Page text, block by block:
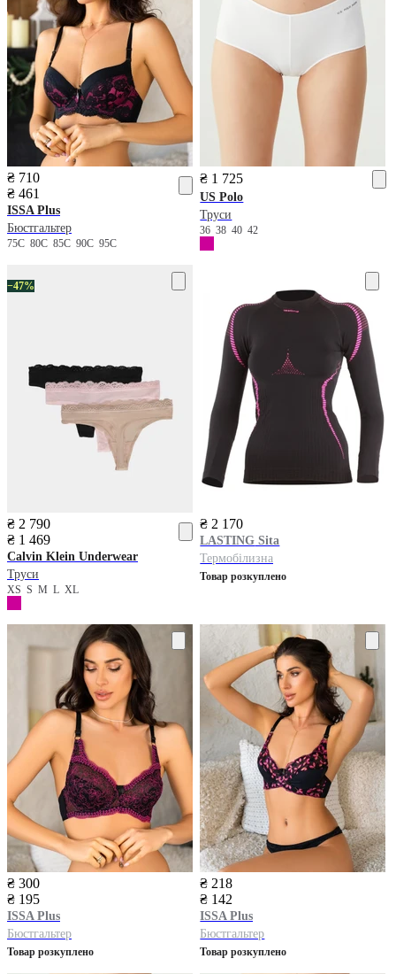
₴ 710
₴ 461
ISSA Plus
Бюстгальтер
75C 80C 85C 90C 95C
₴ 1 725
US Polo
Труси
36384042
−47%
₴ 2 790
₴ 1 469
Calvin Klein Underwear
Труси
XS S M L XL
₴ 2 170
LASTING Sita
Термобілизна
Товар розкуплено
₴ 300
₴ 195
ISSA Plus
Бюстгальтер
Товар розкуплено
₴ 218
₴ 142
ISSA Plus
Бюстгальтер
Товар розкуплено